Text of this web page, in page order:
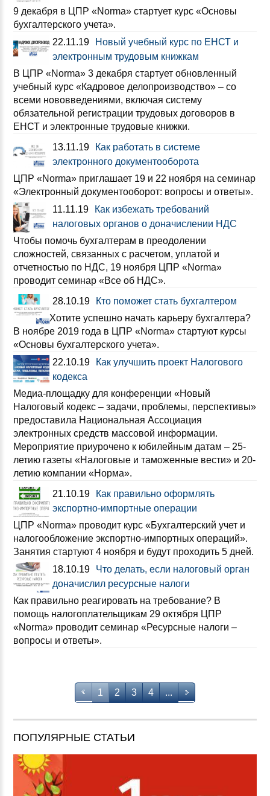
9 декабря в ЦПР «Norma» стартует курс «Основы
бухгалтерского учета».
22.11.19
Новый учебный курс по ЕНСТ и
электронным трудовым книжкам
В ЦПР «Norma» 3 декабря стартует обновленный
учебный курс «Кадровое делопроизводство» – со
всеми нововведениями, включая систему
обязательной регистрации трудовых договоров в
ЕНСТ и электронные трудовые книжки.
13.11.19
Как работать в системе
электронного документооборота
ЦПР «Norma» приглашает 19 и 22 ноября на семинар
«Электронный документооборот: вопросы и ответы».
11.11.19
Как избежать требований
налоговых органов о доначислении НДС
Чтобы помочь бухгалтерам в преодолении
сложностей, связанных с расчетом, уплатой и
отчетностью по НДС, 19 ноября ЦПР «Norma»
проводит семинар «Все об НДС».
28.10.19
Кто поможет стать бухгалтером
Хотите успешно начать карьеру бухгалтера?
В ноябре 2019 года в ЦПР «Norma» стартуют курсы
«Основы бухгалтерского учета».
22.10.19
Как улучшить проект Налогового
кодекса
Медиа-площадку для конференции «Новый
Налоговый кодекс – задачи, проблемы, перспективы»
предоставила Национальная Ассоциация
электронных средств массовой информации.
Мероприятие приурочено к юбилейным датам – 25-
летию газеты «Налоговые и таможенные вести» и 20-
летию компании «Норма».
21.10.19
Как правильно оформлять
экспортно-импортные операции
ЦПР «Norma» проводит курс «Бухгалтерский учет и
налогообложение экспортно-импортных операций».
Занятия стартуют 4 ноября и будут проходить 5 дней.
18.10.19
Что делать, если налоговый орган
доначислил ресурсные налоги
Как правильно реагировать на требование? В
помощь налогоплательщикам 29 октября ЦПР
«Norma» проводит семинар «Ресурсные налоги –
вопросы и ответы».
1 2 3 4 ...
ПОПУЛЯРНЫЕ СТАТЬИ